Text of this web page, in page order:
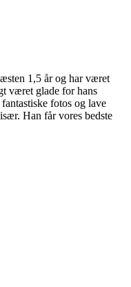
1,5 år og har været
været glade for hans
fotos og lave
Han får vores bedste